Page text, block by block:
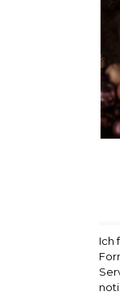
Ich